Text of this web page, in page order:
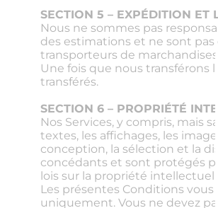
SECTION 5 – EXPÉDITION ET
Nous ne sommes pas
des estimations et ne sont pas
transporteurs de
Une fois que nous
transférés.
SECTION 6 – PROPRIÉTÉ
Nos Services, y compris, mais
textes, les affichages, les
conception, la sélection et la
concédants et sont protégés
lois sur la propriété
Les présentes Conditions
uniquement. Vous ne devez